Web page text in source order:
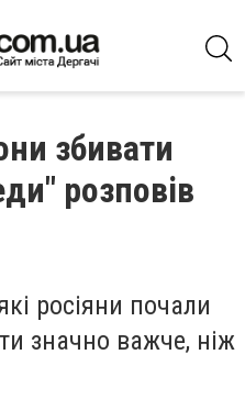
збивати
розповів
росіяни почали
значно важче, ніж